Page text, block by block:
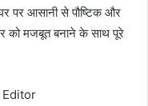
पर आसानी से पौष्टिक और
को मजबूत बनाने के साथ पूरे